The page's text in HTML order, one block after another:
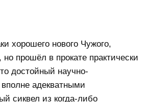
хорошего нового Чужого,
прошёл в прокате практически
достойный научно-
адекватными
сиквел из когда-либо